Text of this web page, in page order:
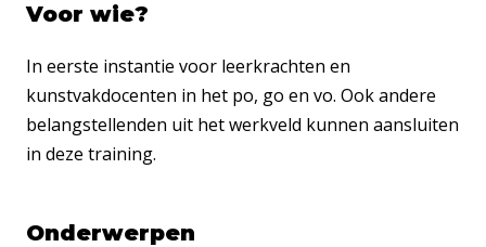
Voor wie?
In eerste instantie voor leerkrachten en
kunstvakdocenten in het po, go en vo. Ook andere
belangstellenden uit het werkveld kunnen aansluiten
in deze training.
Onderwerpen